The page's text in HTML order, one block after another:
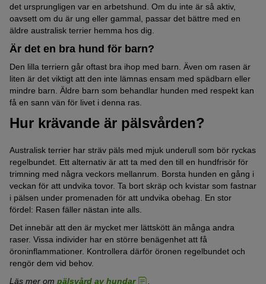
det ursprungligen var en arbetshund. Om du inte är så aktiv,
oavsett om du är ung eller gammal, passar det bättre med en
äldre australisk terrier hemma hos dig.
Är det en bra hund för barn?
Den lilla terriern går oftast bra ihop med barn. Även om rasen är
liten är det viktigt att den inte lämnas ensam med spädbarn eller
mindre barn. Äldre barn som behandlar hunden med respekt kan
få en sann vän för livet i denna ras.
Hur krävande är pälsvården?
Australisk terrier har sträv päls med mjuk underull som bör ryckas
regelbundet. Ett alternativ är att ta med den till en hundfrisör för
trimning med några veckors mellanrum. Borsta hunden en gång i
veckan för att undvika tovor. Ta bort skräp och kvistar som fastnar
i pälsen under promenaden för att undvika obehag. En stor
fördel: Rasen fäller nästan inte alls.
Det innebär att den är mycket mer lättskött än många andra
raser. Vissa individer har en större benägenhet att få
öroninflammationer. Kontrollera därför öronen regelbundet och
rengör dem vid behov.
Läs mer om pälsvård av hundar .